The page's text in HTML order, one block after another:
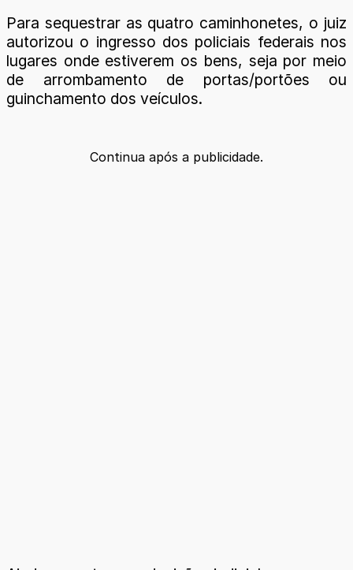
Para sequestrar as quatro caminhonetes, o juiz
autorizou o ingresso dos policiais federais nos
lugares onde estiverem os bens, seja por meio
de arrombamento de portas/portões ou
guinchamento dos veículos.
Continua após a publicidade.